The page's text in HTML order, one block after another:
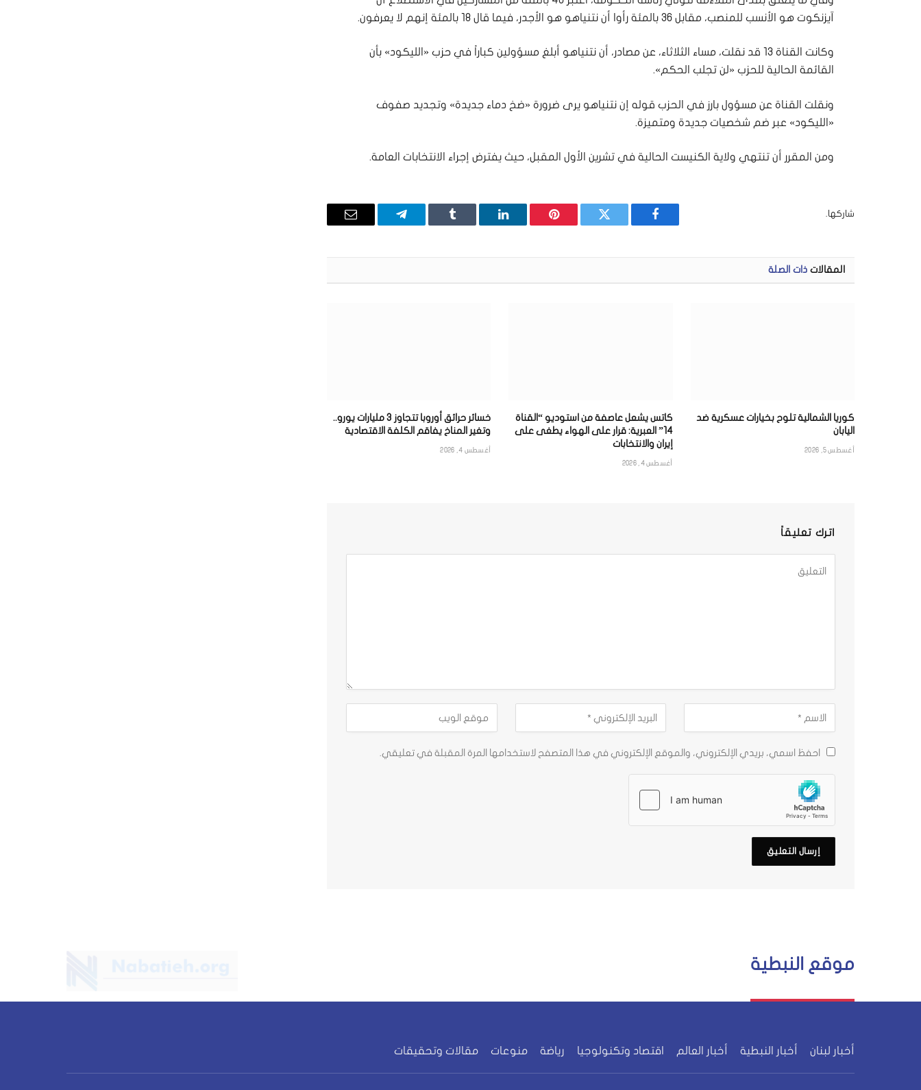
آيزنكوت هو الأنسب للمنصب، مقابل 36 بالمئة رأوا أن نتنياهو هو الأجدر، فيما قال 18 بالمئة إنهم لا يعرفون.
وكانت القناة 13 قد نقلت، مساء الثلاثاء، عن مصادر، أن نتنياهو أبلغ مسؤولين كباراً في حزب «الليكود» بأن
القائمة الحالية للحزب «لن تجلب الحكم».
ونقلت القناة عن مسؤول بارز في الحزب قوله إن نتنياهو يرى ضرورة «ضخ دماء جديدة» وتجديد صفوف
«الليكود» عبر ضم شخصيات جديدة ومتميزة.
ومن المقرر أن تنتهي ولاية الكنيست الحالية في تشرين الأول المقبل، حيث يفترض إجراء الانتخابات العامة.
شاركها.
فيسبوك تويتر بينتيريستلينكدإن Tumblr تيلقرام
البريد
المقالات ذات الصلة
كوريا الشمالية تلوح بخيارات عسكرية ضد
اليابان
أغسطس 5, 2026
كاتس يشعل عاصفة من استوديو “القناة
14” العبرية: قرار على الهواء يطغى على
إيران والانتخابات
أغسطس 4, 2026
خسائر حرائق أوروبا تتجاوز 3 مليارات يورو..
وتغير المناخ يفاقم الكلفة الاقتصادية
أغسطس 4, 2026
اترك تعليقاً
احفظ اسمي، بريدي الإلكتروني، والموقع الإلكتروني في هذا المتصفح لاستخدامها المرة المقبلة في تعليقي.
موقع النبطية
أخبار لبنان أخبار النبطية أخبار العالم اقتصاد وتكنولوجيا رياضة منوعات مقالات وتحقيقات